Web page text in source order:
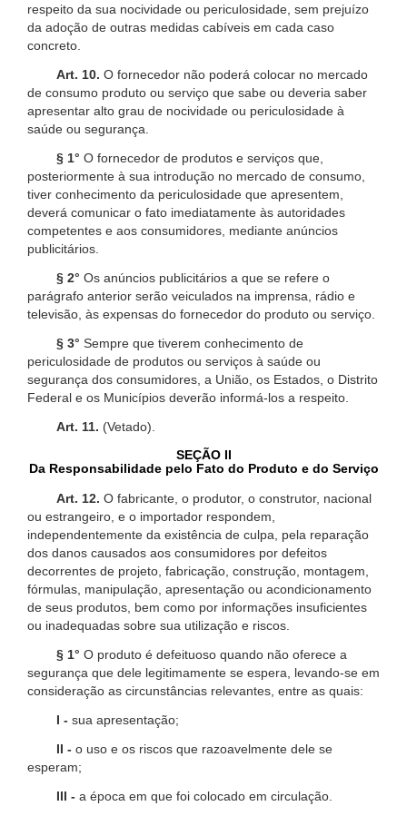
respeito da sua nocividade ou periculosidade, sem prejuízo
da adoção de outras medidas cabíveis em cada caso
concreto.
Art. 10. O fornecedor não poderá colocar no mercado
de consumo produto ou serviço que sabe ou deveria saber
apresentar alto grau de nocividade ou periculosidade à
saúde ou segurança.
§ 1° O fornecedor de produtos e serviços que,
posteriormente à sua introdução no mercado de consumo,
tiver conhecimento da periculosidade que apresentem,
deverá comunicar o fato imediatamente às autoridades
competentes e aos consumidores, mediante anúncios
publicitários.
§ 2° Os anúncios publicitários a que se refere o
parágrafo anterior serão veiculados na imprensa, rádio e
televisão, às expensas do fornecedor do produto ou serviço.
§ 3° Sempre que tiverem conhecimento de
periculosidade de produtos ou serviços à saúde ou
segurança dos consumidores, a União, os Estados, o Distrito
Federal e os Municípios deverão informá-los a respeito.
Art. 11. (Vetado).
SEÇÃO II
Da Responsabilidade pelo Fato do Produto e do Serviço
Art. 12. O fabricante, o produtor, o construtor, nacional
ou estrangeiro, e o importador respondem,
independentemente da existência de culpa, pela reparação
dos danos causados aos consumidores por defeitos
decorrentes de projeto, fabricação, construção, montagem,
fórmulas, manipulação, apresentação ou acondicionamento
de seus produtos, bem como por informações insuficientes
ou inadequadas sobre sua utilização e riscos.
§ 1° O produto é defeituoso quando não oferece a
segurança que dele legitimamente se espera, levando-se em
consideração as circunstâncias relevantes, entre as quais:
I - sua apresentação;
II - o uso e os riscos que razoavelmente dele se
esperam;
III - a época em que foi colocado em circulação.